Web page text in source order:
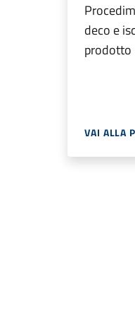
deco e
prodotto
VAI ALLA